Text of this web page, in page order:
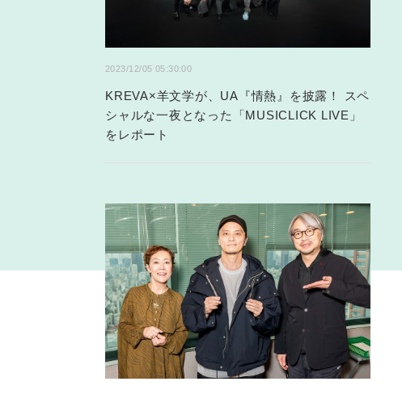
2023/12/05 05:30:00
KREVA×羊文学が、UA『情熱』を披露！ スペ
シャルな一夜となった「MUSICLICK LIVE」
をレポート